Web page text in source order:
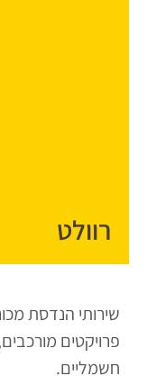
רוולט
שירותי הנדסת
פרויקטים
חשמליים.